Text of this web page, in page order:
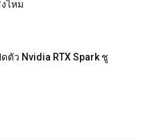
ไหม
ตัว Nvidia RTX Spark ชู